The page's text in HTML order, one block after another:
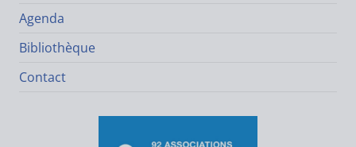
Agenda
Bibliothèque
Contact